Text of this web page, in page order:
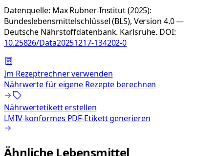
Datenquelle: Max Rubner-Institut (2025):
Bundeslebensmittelschlüssel (BLS), Version 4.0 —
Deutsche Nährstoffdatenbank. Karlsruhe. DOI:
10.25826/Data20251217-134202-0
Im Rezeptrechner verwenden
Nährwerte für eigene Rezepte berechnen
Nährwertetikett erstellen
LMIV-konformes PDF-Etikett generieren
Ähnliche Lebensmittel